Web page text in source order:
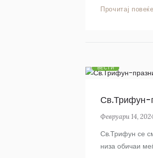
Прочитај повеќе
ВЕСТИ
Св.Трифун-
Февруари 14,
Св.Трифун се
низа обичаи